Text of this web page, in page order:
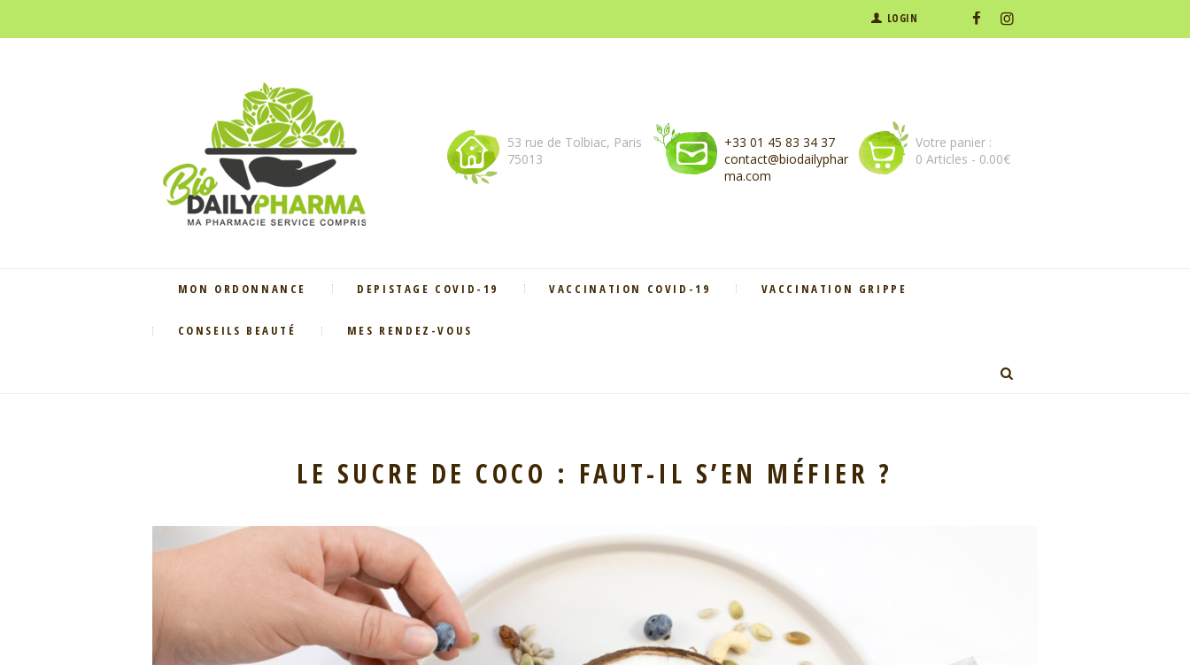
LOGIN
53 rue de Tolbiac, Paris
75013
+33 01 45 83 34 37
contact@biodailyphar
ma.com
Votre panier :
0 Articles - 0.00€
MON ORDONNANCE DEPISTAGE COVID-19 VACCINATION COVID-19 VACCINATION GRIPPE
CONSEILS BEAUTÉ MES RENDEZ-VOUS
LE SUCRE DE COCO : FAUT-IL S’EN MÉFIER ?